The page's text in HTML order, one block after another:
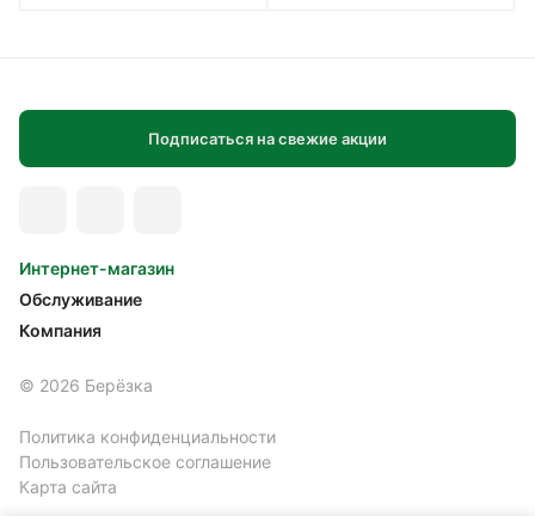
Подписаться на свежие акции
Интернет-магазин
Обслуживание
Компания
© 2026 Берёзка
Политика конфиденциальности
Пользовательское соглашение
Карта сайта